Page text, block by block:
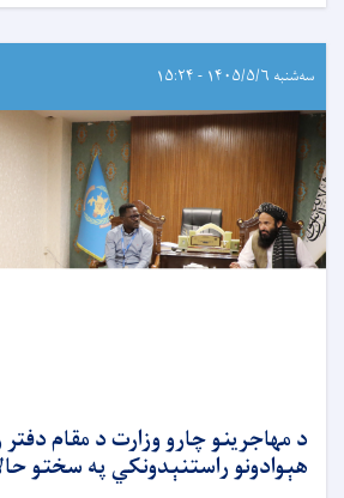
سه‌شنبه ۱۴۰۵/۵/۶ - ۱۵:۲۴
د مهاجرینو چارو وزارت د مقام
هېوادونو راستنېدونکي په سختو